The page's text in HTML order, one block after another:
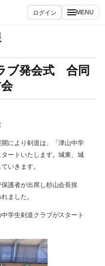
ログイン MENU
ブ発会式 合同
により剣道は、「津山中学
ートいたします。城東、城
いきます。
護者が出席し杉山会長挨
ました。
学生剣道クラブがスタート